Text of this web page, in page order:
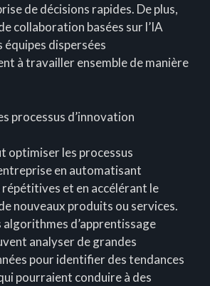
de décisions rapides. De plus,
collaboration basées sur l’IA
équipes dispersées
à travailler ensemble de manière
processus d’innovation
optimiser les processus
en automatisant
et en accélérant le
nouveaux produits ou services.
algorithmes d’apprentissage
analyser de grandes
pour identifier des tendances
pourraient conduire à des